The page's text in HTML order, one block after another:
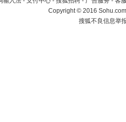
Copyright©2016
搜狐不良信息举